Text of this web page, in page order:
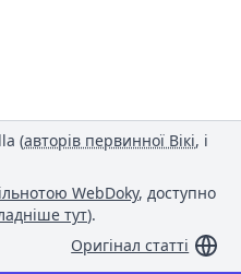
(авторів первинної Вікі, і
WebDoky, доступно
тут).
Оригінал статті